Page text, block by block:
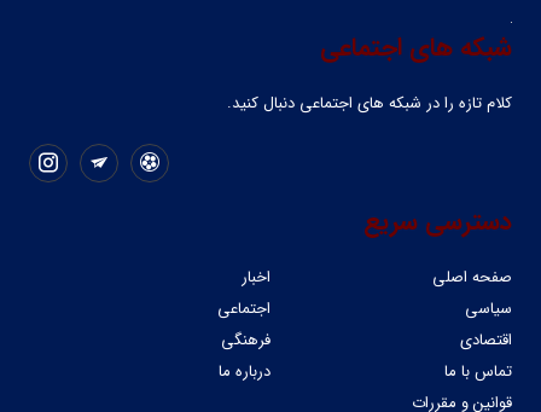
شبکه های اجتماعی
کلام تازه را در شبکه ‌های اجتماعی دنبال کنید.
دسترسی سریع
صفحه اصلی
اخبار
سیاسی
اجتماعی
اقتصادی
فرهنگی
تماس با ما
درباره ما
قوانین و مقررات